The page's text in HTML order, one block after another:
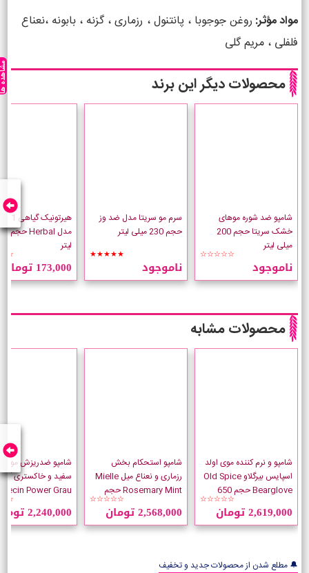
مواد مؤثر: روغن جوجوبا ، پانتنول ، رزماری ، گزنه ، بابونه ،نعناع
فلفلی ، مریم گلی
محصولات دیگر این برند
شامپو ضد شوره موهای
خشک سریتا حجم 200
میلی لیتر
☆☆☆☆☆
ناموجود
سرم مو سریتا مدل ضد وز
حجم 230 میلی لیتر
★★★★★
ناموجود
لیتر
173,000 تومان
محصولات مشابه
شامپو و نرم کننده موی اولد
اسپایس بیرگلاو Old Spice
Bearglove حجم 650
☆☆☆☆☆
2,619,000 تومان
شامپو استحکام بخش
رزماری و نعناع میل Mielle
Rosemary Mint حجم
☆☆☆☆☆
2,568,000 تومان
شامپو ضدریزش
سفید و خاکستری
Power Grau
2,240,000 تومان
🔔 مطلع شدن از محصولات جدید و تخفیف